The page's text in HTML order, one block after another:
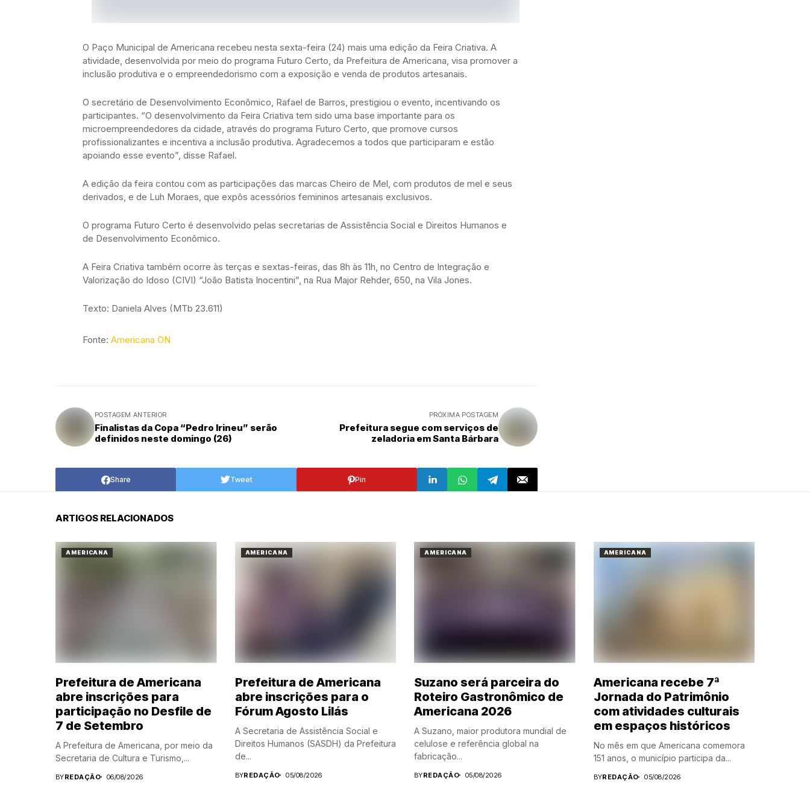
O Paço Municipal de Americana recebeu nesta sexta-feira (24) mais uma edição da Feira Criativa. A
atividade, desenvolvida por meio do programa Futuro Certo, da Prefeitura de Americana, visa promover a
inclusão produtiva e o empreendedorismo com a exposição e venda de produtos artesanais.
O secretário de Desenvolvimento Econômico, Rafael de Barros, prestigiou o evento, incentivando os
participantes. “O desenvolvimento da Feira Criativa tem sido uma base importante para os
microempreendedores da cidade, através do programa Futuro Certo, que promove cursos
profissionalizantes e incentiva a inclusão produtiva. Agradecemos a todos que participaram e estão
apoiando esse evento”, disse Rafael.
A edição da feira contou com as participações das marcas Cheiro de Mel, com produtos de mel e seus
derivados, e de Luh Moraes, que expôs acessórios femininos artesanais exclusivos.
O programa Futuro Certo é desenvolvido pelas secretarias de Assistência Social e Direitos Humanos e
de Desenvolvimento Econômico.
A Feira Criativa também ocorre às terças e sextas-feiras, das 8h às 11h, no Centro de Integração e
Valorização do Idoso (CIVI) “João Batista Inocentini”, na Rua Major Rehder, 650, na Vila Jones.
Texto: Daniela Alves (MTb 23.611)
Fonte: Americana ON
POSTAGEM ANTERIOR
Finalistas da Copa “Pedro Irineu” serão
definidos neste domingo (26)
PRÓXIMA POSTAGEM
Prefeitura segue com serviços de
zeladoria em Santa Bárbara
Share Tweet Pin
ARTIGOS RELACIONADOS
AMERICANA
Prefeitura de Americana
abre inscrições para
participação no Desfile de
7 de Setembro
A Prefeitura de Americana, por meio da
Secretaria de Cultura e Turismo,...
BYREDAÇÃO 06/08/2026
AMERICANA
Prefeitura de Americana
abre inscrições para o
Fórum Agosto Lilás
A Secretaria de Assistência Social e
Direitos Humanos (SASDH) da Prefeitura
de...
BYREDAÇÃO 05/08/2026
AMERICANA
Suzano será parceira do
Roteiro Gastronômico de
Americana 2026
A Suzano, maior produtora mundial de
celulose e referência global na
fabricação...
BYREDAÇÃO 05/08/2026
AMERICANA
Americana recebe 7ª
Jornada do Patrimônio
com atividades culturais
em espaços históricos
No mês em que Americana comemora
151 anos, o município participa da...
BYREDAÇÃO 05/08/2026